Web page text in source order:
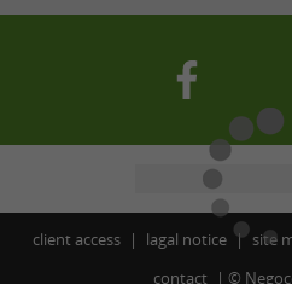
client access lagal notice site
contact
©